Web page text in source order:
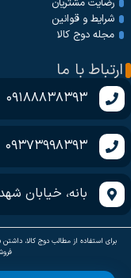
شرایط و قوانین
مجله دوج کالا
ارتباط با ما
09188838393
09373998393
بانه، خیابان
برای استفاده از مطالب دوج کالا،